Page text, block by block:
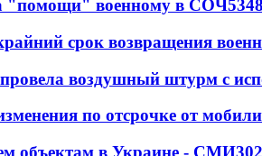
"помощи" военному в СОЧ5348
срок возвращения
воздушный штурм с
по отсрочке от
объектам в Украине - СМИ